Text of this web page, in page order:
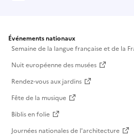
Événements nationaux
Semaine de la langue française et de la
Nuit européenne des musées
Rendez-vous aux jardins
Fête de la musique
Biblis en folie
Journées nationales de l'architecture